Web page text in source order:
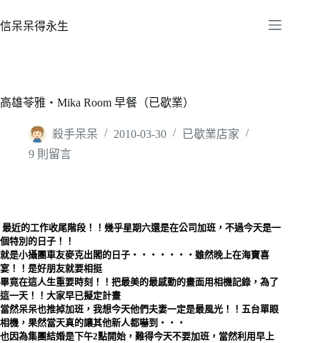
至
容
信呆呆得永生
高雄苓雅‧Mika Room 早餐（已歇業）
殺手呆呆 2010-03-30
已歇業店家
9 則留言
最近的工作收尾階段！！幾乎星期六還是在公司加班，不過今天是一
個特別的日子！！
就是小攝團車友麥克出閣的日子‧‧‧‧‧‧‧雖然晚上在海寶喜
宴！！是好朋友就要相挺
畢竟在這人生重要時刻！！把最美的最感動的畫面用相機記錄，為了
這一天！！大家早已擬定計畫
當然呆呆也推掉加班，我想今天他們夫妻一定是最風光！！五台單眼
相機，果然當天真的讓其他新人都嚇到‧‧‧
也因為集團結婚是下午2點開始，難得今天不要加班，當然利用早上